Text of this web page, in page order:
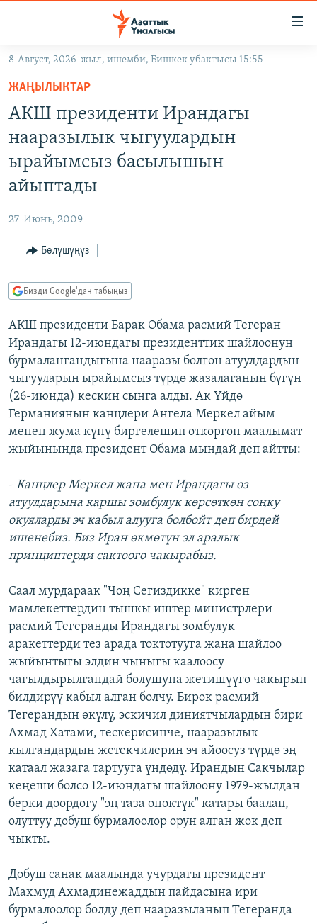
Навигацияга
өтүңүз
Издөөгө
салыңызКЫРГЫЗСТАН
САЯСАТ
ЭКОНОМИКА
ДҮЙНӨ
БОРБОР АЗИЯ
УКРАИНА
АТАЙЫН ИЛИКТӨӨ
ЭКСПЕРТТЕР ТАЛДАЙТ
БИЗ ЖАНА ДҮЙНӨ
ЭЖЕ-СИҢДИЛЕР
АЗАТТЫК+
ЫҢГАЙСЫЗ СУРООЛОР
ПОДКАСТ
ӨЗГӨЧӨ ПИКИР
Русский
ОНЛАЙН ШЕРИНЕ
ЭЕ/АРнун бардык сайттары
8-Август, 2026-жыл, ишемби, Бишкек убактысы 15:55
ЖАҢЫЛЫКТАР
АКШ президенти Ирандагы
нааразылык чыгуулардын
ырайымсыз басылышын
айыптады
27-Июнь, 2009
Бөлүшүңүз
Бизди Google'дан табыңыз
АКШ президенти Барак Обама расмий Тегеран
Ирандагы 12-июндагы президенттик шайлоонун
бурмалангандыгына нааразы болгон атуулдардын
чыгууларын ырайымсыз түрдө жазалаганын бүгүн
(26-июнда) кескин сынга алды. Ак Үйдө
Германиянын канцлери Ангела Меркел айым
менен жума күнү биргелешип өткөргөн маалымат
жыйынында президент Обама мындай деп айтты:
- Канцлер Меркел жана мен Ирандагы өз
атуулдарына каршы зомбулук көрсөткөн соңку
окуяларды эч кабыл алууга болбойт деп бирдей
ишенебиз. Биз Иран өкмөтүн эл аралык
принциптерди сактоого чакырабыз.
Саал мурдараак "Чоң Сегиздикке" кирген
мамлекеттердин тышкы иштер министрлери
расмий Тегеранды Ирандагы зомбулук
аракеттерди тез арада токтотууга жана шайлоо
жыйынтыгы элдин чыныгы каалоосу
чагылдырылгандай болушуна жетишүүгө чакырып
билдирүү кабыл алган болчу. Бирок расмий
Тегерандын өкүлү, эскичил диниятчылардын бири
Ахмад Хатами, тескерисинче, нааразылык
кылгандардын жетекчилерин эч айоосуз түрдө эң
катаал жазага тартууга үндөдү. Ирандын Сакчылар
кеңеши болсо 12-июндагы шайлоону 1979-жылдан
берки доордогу "эң таза өнөктүк" катары баалап,
олуттуу добуш бурмалоолор орун алган жок деп
чыкты.
Добуш санак маалында учурдагы президент
Махмуд Ахмадинежаддын пайдасына ири
бурмалоолор болду деп нааразыланып Тегеранда